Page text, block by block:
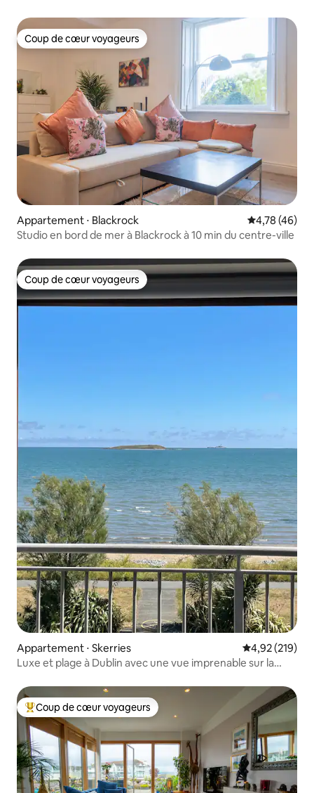
Coup de cœur voyageurs
Coup de cœur voyageurs
Appartement ⋅ Blackrock Évaluation
4,78 (46)
Studio en bord de mer à Blackrock à 10 min du centre-ville
Coup de cœur voyageurs
Coup de cœur voyageurs
Appartement ⋅ Skerries Évaluation
4,92 (219)
Luxe et plage à Dublin avec une vue imprenable sur la
Coups de cœur voyageurs les plus appréciés
Coup de cœur voyageurs